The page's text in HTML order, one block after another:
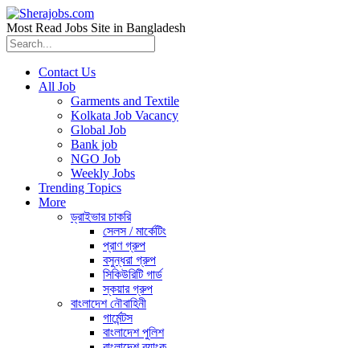
Most Read Jobs Site in Bangladesh
Contact Us
All Job
Garments and Textile
Kolkata Job Vacancy
Global Job
Bank job
NGO Job
Weekly Jobs
Trending Topics
More
ড্রাইভার চাকরি
সেলস / মার্কেটিং
প্রাণ গ্রুপ
বসুন্ধরা গ্রুপ
সিকিউরিটি গার্ড
স্কয়ার গ্রুপ
বাংলাদেশ নৌবাহিনী
গার্মেন্টস
বাংলাদেশ পুলিশ